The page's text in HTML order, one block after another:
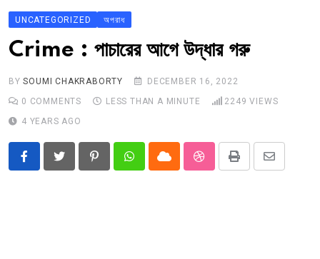
আরও কিছু
Contact
Khabar Samay Hindi
UNCATEGORIZED অপরাধ
Crime : পাচারের আগে উদ্ধার গরু
BYSOUMI CHAKRABORTY
DECEMBER 16, 2022
0 COMMENTS LESS THAN A MINUTE 2249 VIEWS
4 YEARS AGO
PinterestWhatsappCloud StumbleUpon
Print
Share